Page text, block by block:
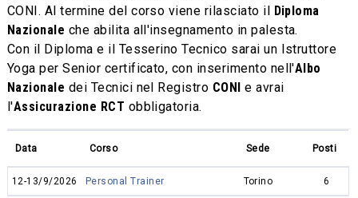
CONI. Al termine del corso viene rilasciato il Diploma
Nazionale che abilita all'insegnamento in palesta.
Con il Diploma e il Tesserino Tecnico sarai un Istruttore
Yoga per Senior certificato, con inserimento nell'Albo
Nazionale dei Tecnici nel Registro CONI e avrai
l'Assicurazione RCT obbligatoria.
Data Corso Sede Posti
12-13/9/2026 Personal Trainer Torino 6